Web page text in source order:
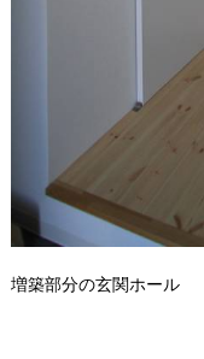
増築部分の玄関ホール